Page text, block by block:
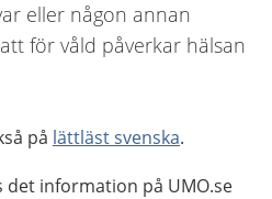
eller någon annan
för våld påverkar hälsan
på lättläst svenska.
det information på UMO.se